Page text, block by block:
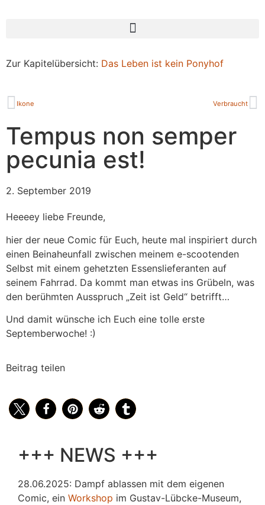
Zur Kapitelübersicht: Das Leben ist kein Ponyhof
Ikone Verbraucht
Tempus non semper
pecunia est!
2. September 2019
Heeeey liebe Freunde,
hier der neue Comic für Euch, heute mal inspiriert durch
einen Beinaheunfall zwischen meinem e-scootenden
Selbst mit einem gehetzten Essenslieferanten auf
seinem Fahrrad. Da kommt man etwas ins Grübeln, was
den berühmten Ausspruch „Zeit ist Geld“ betrifft…
Und damit wünsche ich Euch eine tolle erste
Septemberwoche! :)
Beitrag teilen
+++ NEWS +++
28.06.2025: Dampf ablassen mit dem eigenen
Comic, ein Workshop im Gustav-Lübcke-Museum,